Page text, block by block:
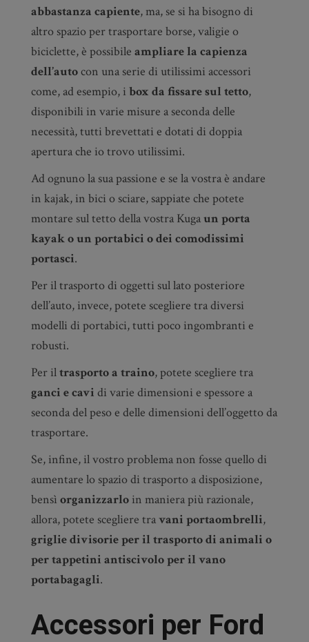
abbastanza capiente, ma, se si ha bisogno di
altro spazio per trasportare borse, valigie o
biciclette, è possibile ampliare la capienza
dell’autocon una serie di utilissimi accessori
come, ad esempio, i box da fissare sul tetto,
disponibili in varie misure a seconda delle
necessità, tutti brevettati e dotati di doppia
apertura che io trovo utilissimi.
Ad ognuno la sua passione e se la vostra è andare
in kajak, in bici o sciare, sappiate che potete
montare sul tetto della vostra Kugaun porta
kayak o un portabici o dei comodissimi
portasci.
Per il trasporto di oggetti sul lato posteriore
dell’auto, invece, potete scegliere tra diversi
modelli di portabici, tutti poco ingombranti e
robusti.
Per iltrasporto a traino, potete scegliere tra
ganci e cavi di varie dimensioni e spessore a
seconda del peso e delle dimensioni dell’oggetto da
trasportare.
Se, infine, il vostro problema non fosse quello di
aumentare lo spazio di trasporto a disposizione,
bensì organizzarlo in maniera più razionale,
allora, potete scegliere travani portaombrelli,
griglie divisorie per il trasporto di animali o
per tappetini antiscivolo per il vano
portabagagli.
Accessori per Ford